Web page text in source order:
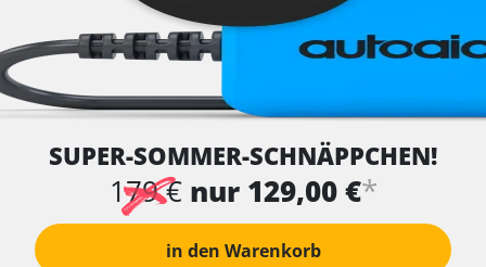
SUPER-SOMMER-SCHNÄPPCHEN!
179 € nur 129,00 €*
in den Warenkorb